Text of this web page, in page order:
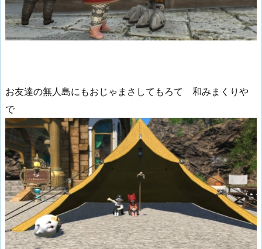
お友達の無人島にもおじゃまさしてもろて 和みまくりや
で